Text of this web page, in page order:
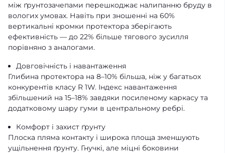
між ґрунтозачепами перешкоджає налипанню бруду в
вологих умовах. Навіть при зношенні на 60%
вертикальні кромки протектора зберігають
ефективність — до 22% більше тягового зусилля
порівняно з аналогами.
Довговічність і навантаження
Глибина протектора на 8–10% більша, ніж у багатьох
конкурентів класу R 1W. Індекс навантаження
збільшений на 15–18% завдяки посиленому каркасу та
додатковому шару гуми в центральному ребрі.
Комфорт і захист ґрунту
Плоска пляма контакту і широка площа зменшують
ущільнення ґрунту. Гнучкі, але міцні боковини